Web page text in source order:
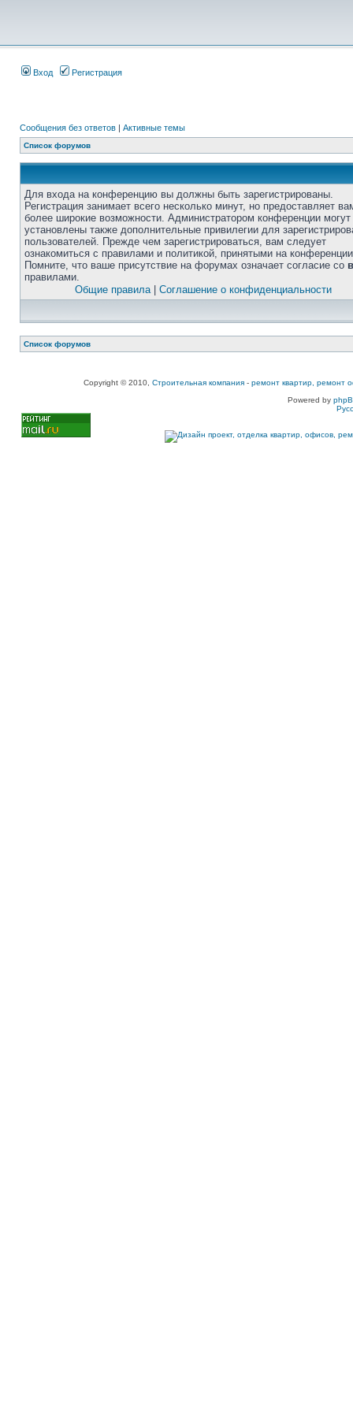
Вход Регистрация
Сообщения без ответов | Активные темы
Список форумов
Для входа на конференцию вы должны быть зарегистрированы.
Регистрация занимает всего несколько минут, но предоставляет
более широкие возможности. Администратором конференции
установлены также дополнительные привилегии для
пользователей. Прежде чем зарегистрироваться, вам следует
ознакомиться с правилами и политикой, принятыми на
Помните, что ваше присутствие на форумах означает согласие со
правилами.
Общие правила| Соглашение о конфиденциальности
Список форумов
Copyright © 2010, Строительная компания - ремонт квартир, ремонт
Powered by